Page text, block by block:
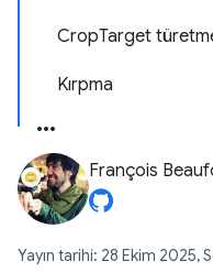
CropTarget
Kırpma
François
Yayın tarihi: 28 Ekim 2025,